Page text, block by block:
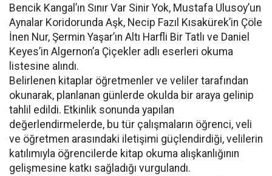
Bencik Kangal’ın Sınır Var Sinir Yok, Mustafa Ulusoy’un
Aynalar Koridorunda Aşk, Necip Fazıl Kısakürek’in Çöle
İnen Nur, Şermin Yaşar’ın Altı Harfli Bir Tatlı ve Daniel
Keyes’in Algernon’a Çiçekler adlı eserleri okuma
listesine alındı.
Belirlenen kitaplar öğretmenler ve veliler tarafından
okunarak, planlanan günlerde okulda bir araya gelinip
tahlil edildi. Etkinlik sonunda yapılan
değerlendirmelerde, bu tür çalışmaların öğrenci, veli
ve öğretmen arasındaki iletişimi güçlendirdiği, velilerin
katılımıyla öğrencilerde kitap okuma alışkanlığının
gelişmesine katkı sağladığı vurgulandı.